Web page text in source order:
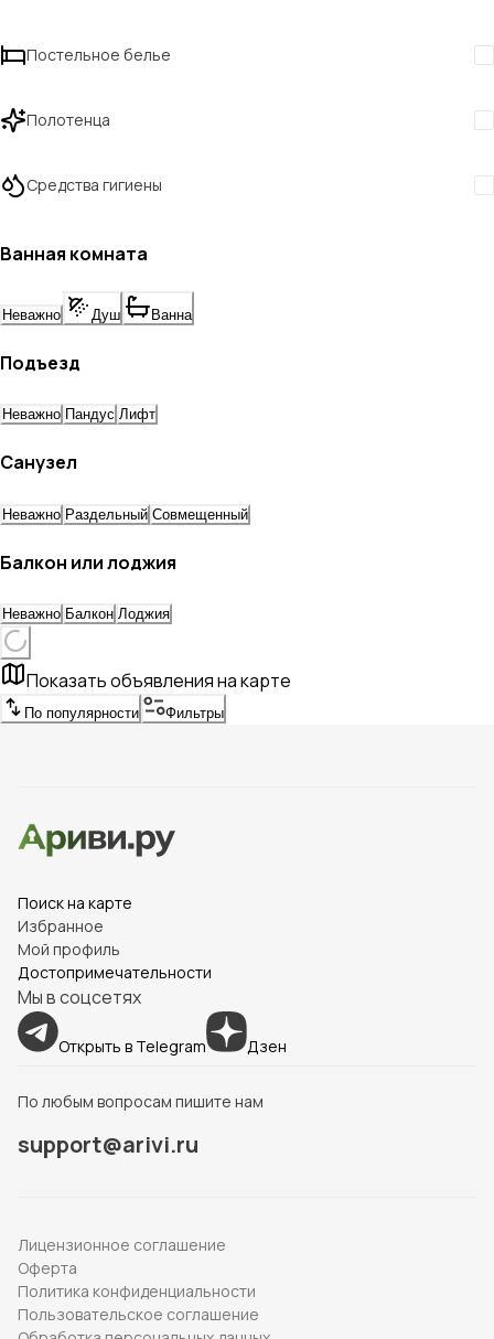
Постельное белье
Полотенца
Средства гигиены
Ванная комната
Неважно Душ Ванна
Подъезд
Неважно Пандус Лифт
Санузел
Неважно Раздельный Совмещенный
Балкон или лоджия
Неважно Балкон Лоджия
Показать объявления на карте
По популярности Фильтры
Поиск на карте
Избранное
Мой профиль
Достопримечательности
Мы в соцсетях
Открыть в Telegram Дзен
По любым вопросам пишите нам
support@arivi.ru
Лицензионное соглашение
Оферта
Политика конфиденциальности
Пользовательское соглашение